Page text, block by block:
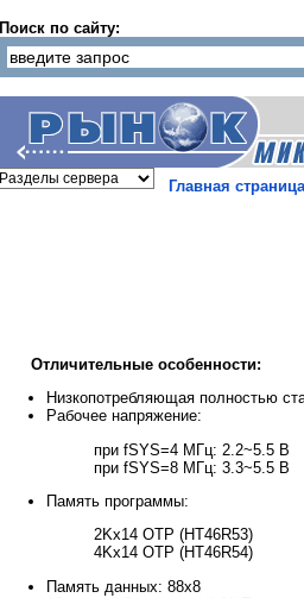
Поиск по сайту:
Главная страница
Отличительные особенности:
Низкопотребляющая полностью
Рабочее напряжение:
при fSYS=4 МГц: 2.2~5.5 В
при fSYS=8 МГц: 3.3~5.5 В
Память программы:
2Kx14 OTP (HT46R53)
4Kx14 OTP (HT46R54)
Память данных: 88x8